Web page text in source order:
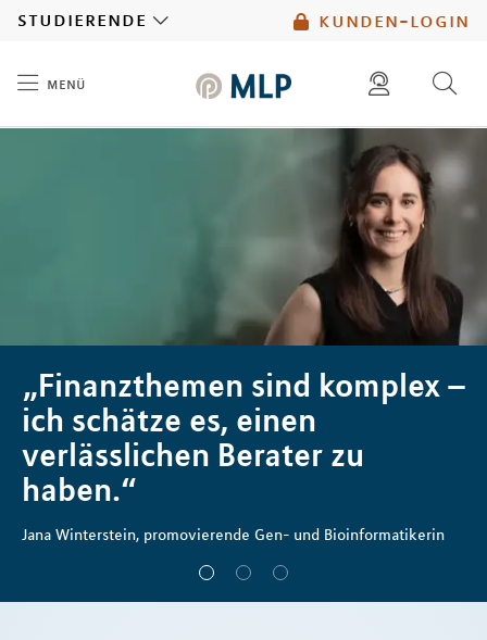
kunden-login
studierende
menü
diese website durchsuchen
mlp berater finden
„Finanzthemen sind komplex –
ich schätze es, einen
verlässlichen Berater zu
haben.“
Jana Winterstein, promovierende Gen- und Bioinformatikerin